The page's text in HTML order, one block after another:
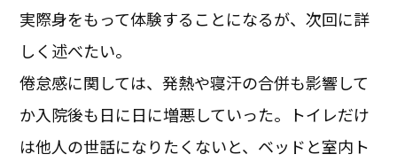
実際身をもって体験することになるが、次回に詳
しく述べたい。
倦怠感に関しては、発熱や寝汗の合併も影響して
か入院後も日に日に増悪していった。トイレだけ
は他人の世話になりたくないと、ベッドと室内ト